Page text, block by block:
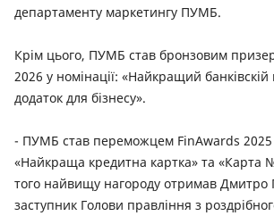
департаменту маркетингу ПУМБ.
Крім цього, ПУМБ став бронзовим
2026 у номінації: «Найкращий
додаток для бізнесу».
- ПУМБ став переможцем FinAwards 2025
«Найкраща кредитна картка» та «Карта
того найвищу нагороду отримав Дмитро
заступник Голови правління з